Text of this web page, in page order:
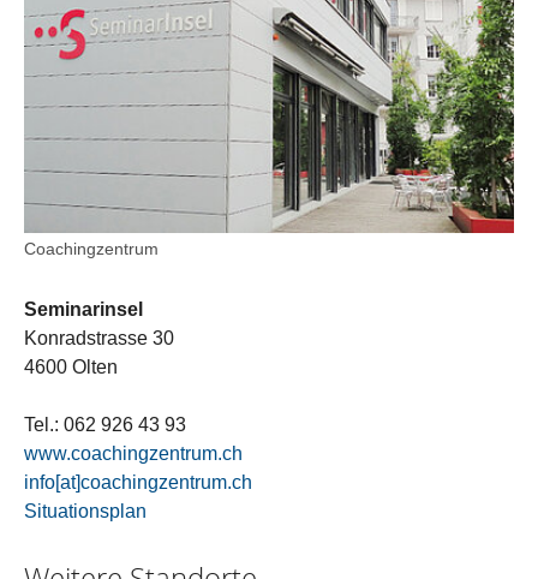
Coachingzentrum
Seminarinsel
Konradstrasse 30
4600 Olten
Tel.: 062 926 43 93
www.coachingzentrum.ch
info[at]coachingzentrum.ch
Situationsplan